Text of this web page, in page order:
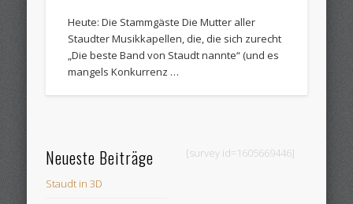
Heute: Die Stammgäste Die Mutter aller
Staudter Musikkapellen, die, die sich zurecht
„Die beste Band von Staudt nannte“ (und es
mangels Konkurrenz …
Neueste Beiträge
Staudt in 3D
[survey id=1605669446]